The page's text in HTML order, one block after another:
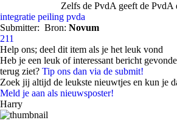
Zelfs de PvdA geeft de PvdA
integratie peiling pvda
Submitter: Bron: Novum
211
Help ons; deel dit item als je het leuk vond
Heb je een leuk of interessant bericht
terug ziet? Tip ons dan via de submit!
Zoek jij altijd de leukste nieuwtjes en kun je
Meld je aan als nieuwsposter!
Harry